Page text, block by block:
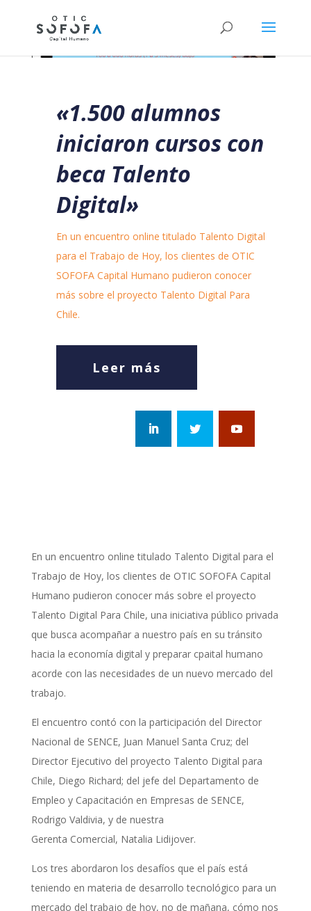
«1.500 alumnos
iniciaron cursos con
beca Talento
Digital»
En un encuentro online titulado Talento Digital
para el Trabajo de Hoy, los clientes de OTIC
SOFOFA Capital Humano pudieron conocer
más sobre el proyecto Talento Digital Para
Chile.
Leer más
En un encuentro online titulado Talento Digital para el
Trabajo de Hoy, los clientes de OTIC SOFOFA Capital
Humano pudieron conocer más sobre el proyecto
Talento Digital Para Chile, una iniciativa público privada
que busca acompañar a nuestro país en su tránsito
hacia la economía digital y preparar cpaital humano
acorde con las necesidades de un nuevo mercado del
trabajo.
El encuentro contó con la participación del Director
Nacional de SENCE, Juan Manuel Santa Cruz; del
Director Ejecutivo del proyecto Talento Digital para
Chile, Diego Richard; del jefe del Departamento de
Empleo y Capacitación en Empresas de SENCE,
Rodrigo Valdivia, y de nuestra
Gerenta Comercial, Natalia Lidijover.
Los tres abordaron los desafíos que el país está
teniendo en materia de desarrollo tecnológico para un
mercado del trabajo de hoy, no de mañana, cómo nos